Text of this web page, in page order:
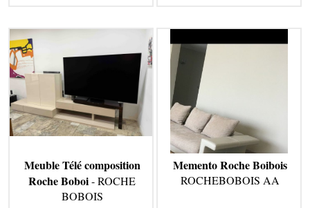
Meuble Télé composition
Roche Boboi- ROCHE
BOBOIS
Memento Roche Boibois
ROCHEBOBOIS AA